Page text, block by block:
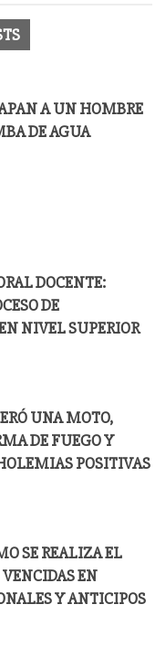
A UN HOMBRE
DE AGUA
DOCENTE:
DE
NIVEL SUPERIOR
UNA MOTO,
DE FUEGO Y
POSITIVAS
SE REALIZA EL
VENCIDAS EN
Y ANTICIPOS